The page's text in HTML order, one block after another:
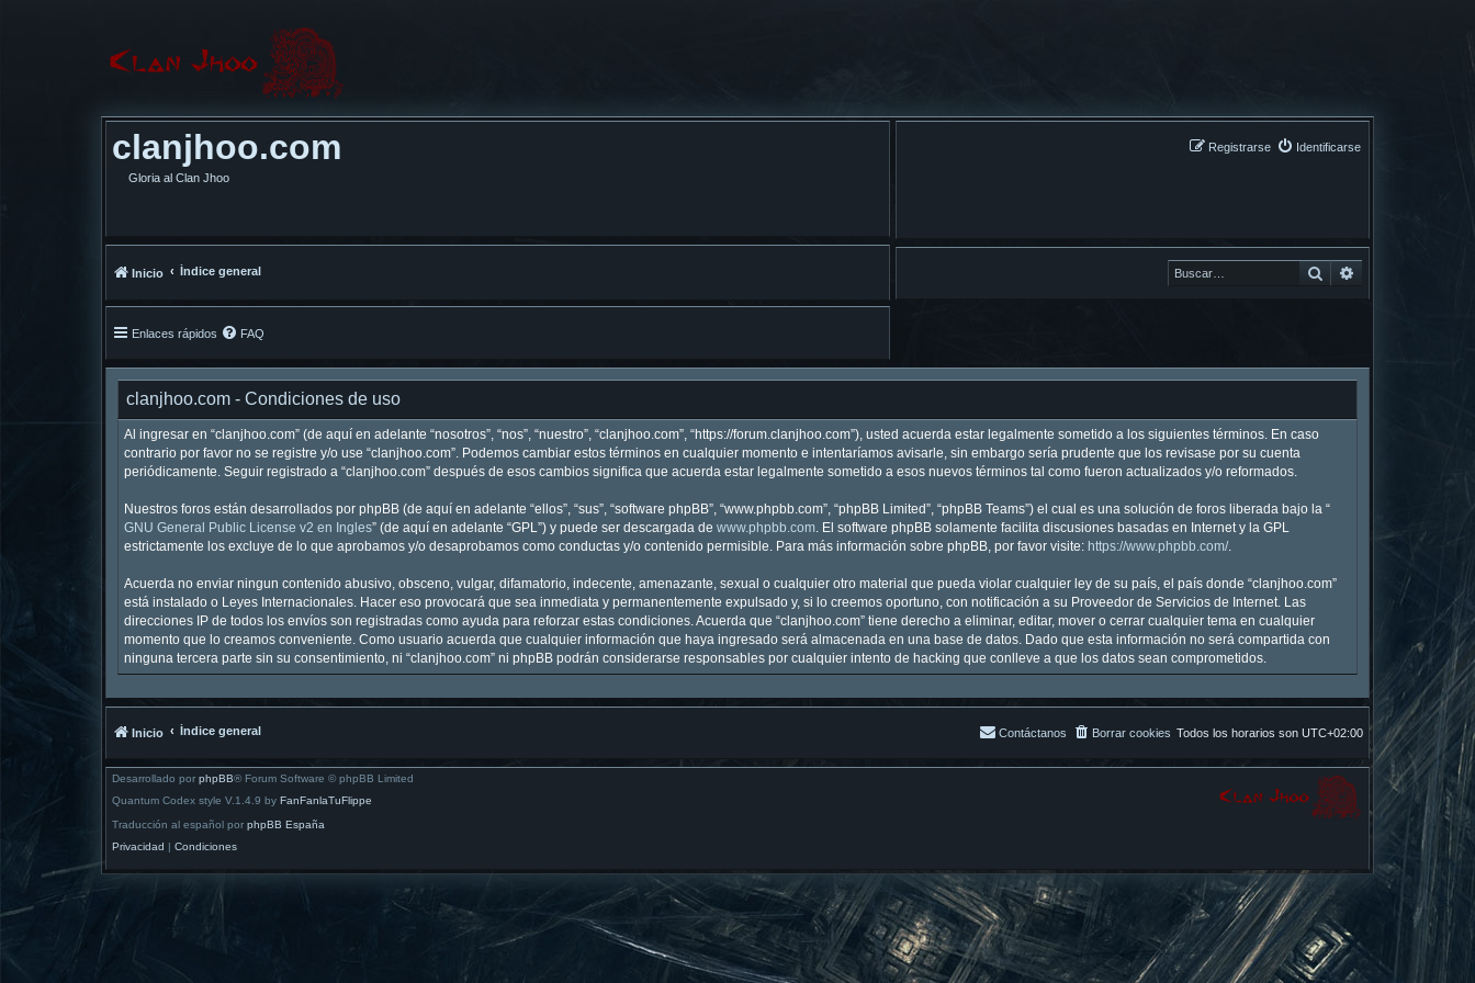
clanjhoo.com
Gloria al Clan Jhoo
Identificarse
Registrarse
Buscar
Inicio Índice general
Enlaces rápidos FAQ
clanjhoo.com - Condiciones de uso
Al ingresar en “clanjhoo.com” (de aquí en adelante “nosotros”, “nos”, “nuestro”, “clanjhoo.com”, “https://forum.clanjhoo.com”), usted acuerda estar legalmente sometido a los siguientes términos. En caso
contrario por favor no se registre y/o use “clanjhoo.com”. Podemos cambiar estos términos en cualquier momento e intentaríamos avisarle, sin embargo sería prudente que los revisase por su cuenta
periódicamente. Seguir registrado a “clanjhoo.com” después de esos cambios significa que acuerda estar legalmente sometido a esos nuevos términos tal como fueron actualizados y/o reformados.
Nuestros foros están desarrollados por phpBB (de aquí en adelante “ellos”, “sus”, “software phpBB”, “www.phpbb.com”, “phpBB Limited”, “phpBB Teams”) el cual es una solución de foros liberada bajo la “
GNU General Public License v2 en Ingles” (de aquí en adelante “GPL”) y puede ser descargada de www.phpbb.com. El software phpBB solamente facilita discusiones basadas en Internet y la GPL
estrictamente los excluye de lo que aprobamos y/o desaprobamos como conductas y/o contenido permisible. Para más información sobre phpBB, por favor visite: https://www.phpbb.com/.
Acuerda no enviar ningun contenido abusivo, obsceno, vulgar, difamatorio, indecente, amenazante, sexual o cualquier otro material que pueda violar cualquier ley de su país, el país donde “clanjhoo.com”
está instalado o Leyes Internacionales. Hacer eso provocará que sea inmediata y permanentemente expulsado y, si lo creemos oportuno, con notificación a su Proveedor de Servicios de Internet. Las
direcciones IP de todos los envíos son registradas como ayuda para reforzar estas condiciones. Acuerda que “clanjhoo.com” tiene derecho a eliminar, editar, mover o cerrar cualquier tema en cualquier
momento que lo creamos conveniente. Como usuario acuerda que cualquier información que haya ingresado será almacenada en una base de datos. Dado que esta información no será compartida con
ninguna tercera parte sin su consentimiento, ni “clanjhoo.com” ni phpBB podrán considerarse responsables por cualquier intento de hacking que conlleve a que los datos sean comprometidos.
Inicio Índice general Todos los horarios son UTC+02:00
Borrar cookies
Contáctanos
Desarrollado por phpBB® Forum Software © phpBB Limited
Quantum Codex style V.1.4.9 by FanFanlaTuFlippe
Traducción al español por phpBB España
Privacidad | Condiciones